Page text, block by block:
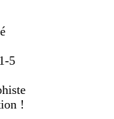
1-5
!